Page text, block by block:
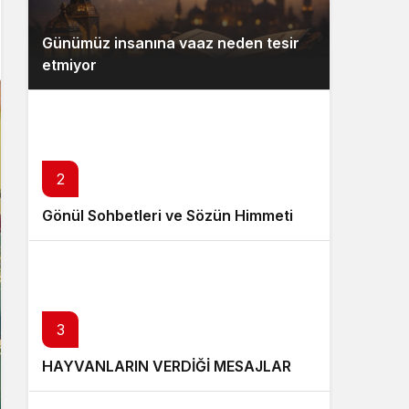
Günümüz insanına vaaz neden tesir
etmiyor
2
Gönül Sohbetleri ve Sözün Himmeti
3
HAYVANLARIN VERDİĞİ MESAJLAR